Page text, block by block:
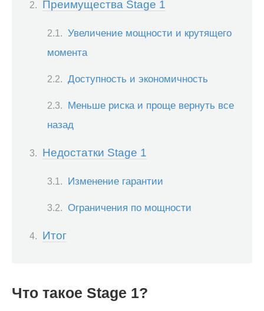
Преимущества Stage 1
Увеличение мощности и крутящего
момента
Доступность и экономичность
Меньше риска и проще вернуть все
назад
Недостатки Stage 1
Изменение гарантии
Ограничения по мощности
Итог
Что такое Stage 1?